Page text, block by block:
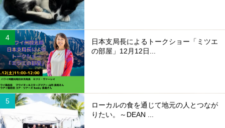
日本支局長によるトークショー「ミツエ
の部屋」12月12日...
ローカルの食を通じて地元の人とつなが
りたい。～DEAN ...